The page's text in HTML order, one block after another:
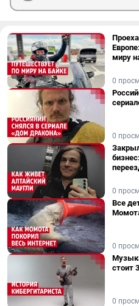
миру
0
0
0
Все
0
стоит
0